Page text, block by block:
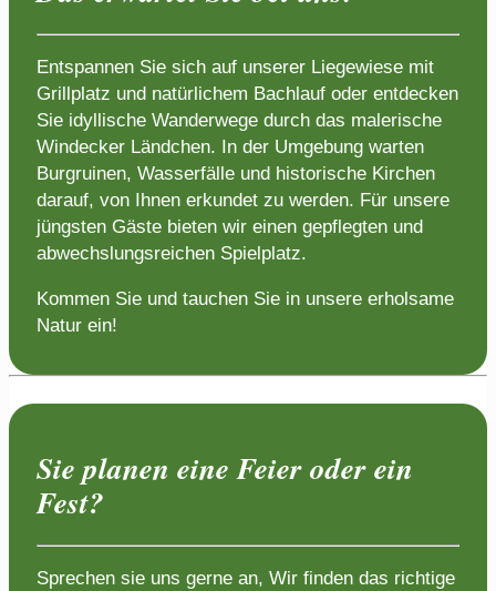
Entspannen Sie sich auf unserer Liegewiese mit
Grillplatz und natürlichem Bachlauf oder entdecken
Sie idyllische Wanderwege durch das malerische
Windecker Ländchen. In der Umgebung warten
Burgruinen, Wasserfälle und historische Kirchen
darauf, von Ihnen erkundet zu werden. Für unsere
jüngsten Gäste bieten wir einen gepflegten und
abwechslungsreichen Spielplatz.
Kommen Sie und tauchen Sie in unsere erholsame
Natur ein!
Sie planen eine Feier oder ein
Fest?
Sprechen sie uns gerne an, Wir finden das richtige